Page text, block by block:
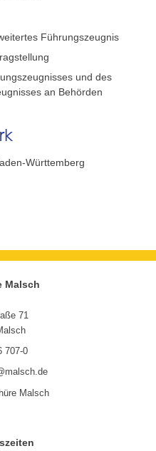
Führungszeugnis
und des
an Behörden
Württemberg
Malsch
71
707-0
Malsch